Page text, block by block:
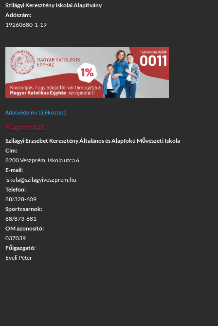
Szilágyi Keresztény Iskolai Alapítvány
Adószám:
19260680-1-19
Adatvédelmi tájékoztató
Kapcsolat:
Szilágyi Erzsébet Keresztény Általános és Alapfokú Művészeti Iskola
Cím:
8200 Veszprém, Iskola utca 6.
E-mail:
iskola@szilagyiveszprem.hu
Telefon:
88/328-609
Sportcsarnok:
88/873-881
OM azonosító:
037039
Főigazgató:
Eveli Péter